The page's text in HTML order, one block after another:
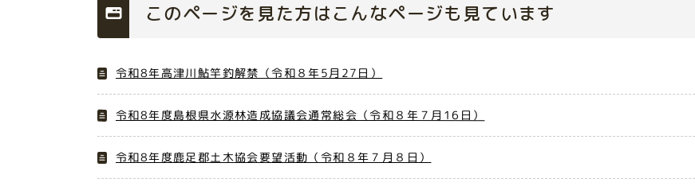
このページを見た方はこんなページも見ています
令和8年高津川鮎竿釣解禁（令和８年5月27日）
令和8年度島根県水源林造成協議会通常総会（令和８年７月16日）
令和8年度鹿足郡土木協会要望活動（令和８年７月８日）